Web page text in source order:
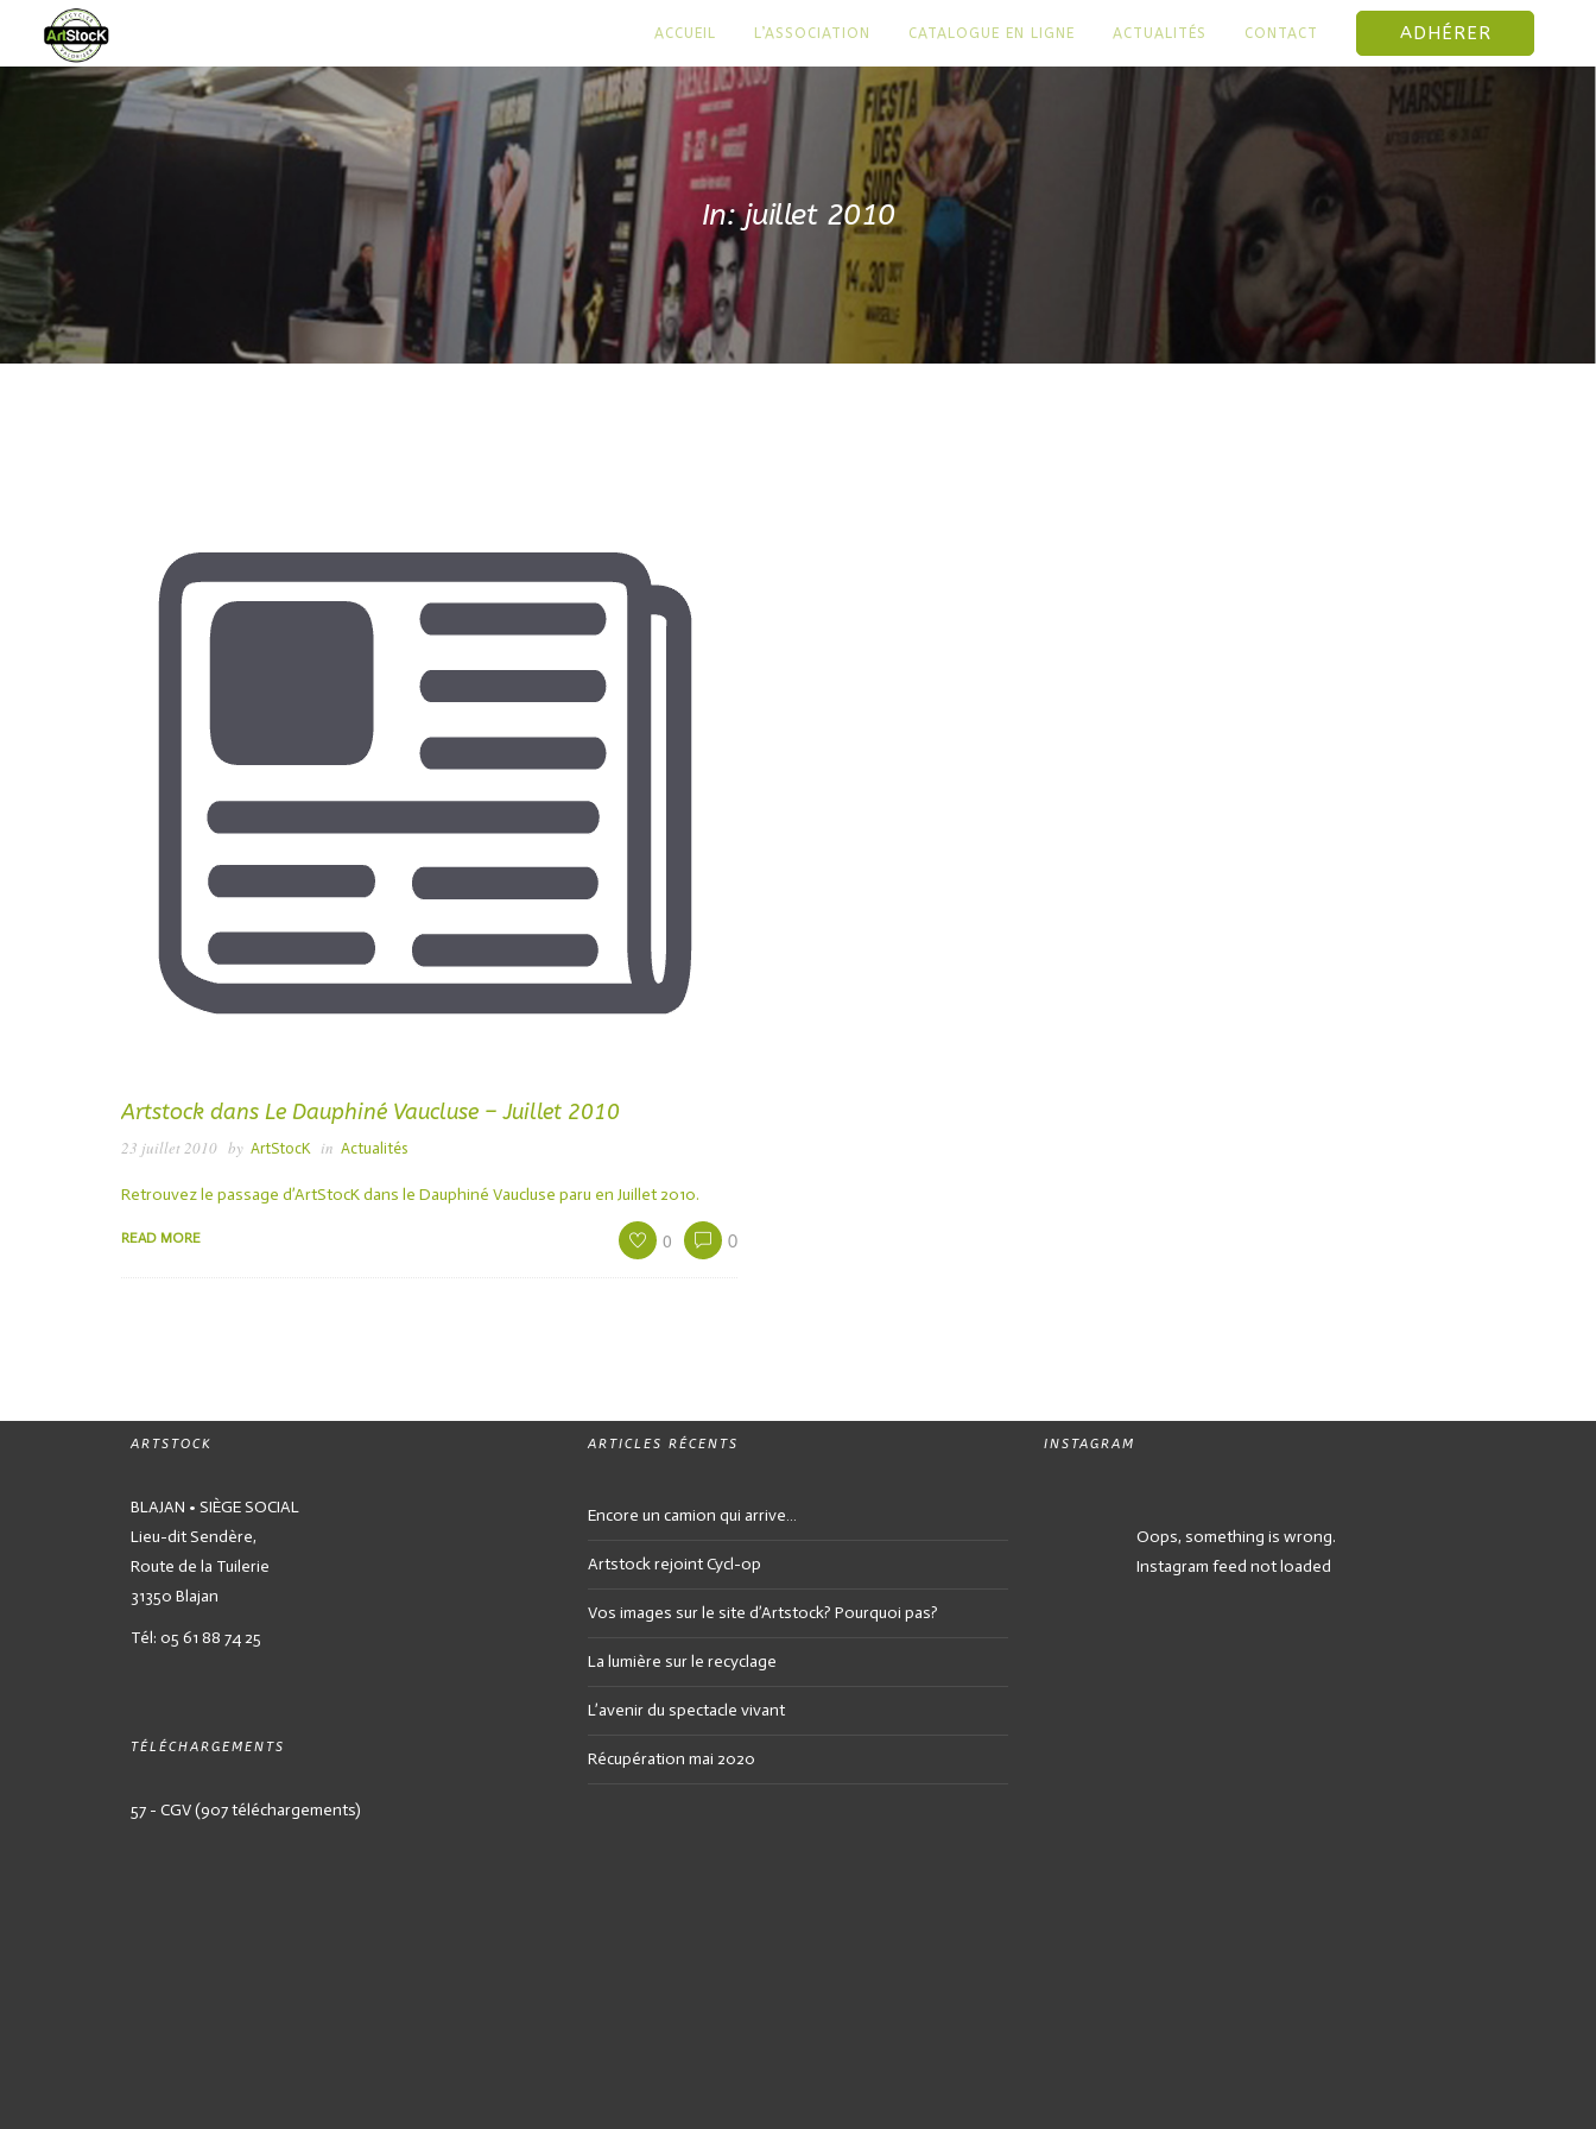
ACCUEIL L’ASSOCIATION CATALOGUE EN LIGNE ACTUALITÉS CONTACT ADHÉRER
In: juillet 2010
Artstock dans Le Dauphiné Vaucluse – Juillet 2010
23 juillet 2010 by ArtStocK in Actualités
Retrouvez le passage d’ArtStocK dans le Dauphiné Vaucluse paru en Juillet 2010.
READ MORE 0 0
ARTSTOCK
BLAJAN • SIÈGE SOCIAL
Lieu-dit Sendère,
Route de la Tuilerie
31350 Blajan
Tél: 05 61 88 74 25
TÉLÉCHARGEMENTS
57 - CGV (907 téléchargements)
ARTICLES RÉCENTS
Encore un camion qui arrive…
Artstock rejoint Cycl-op
Vos images sur le site d’Artstock? Pourquoi pas?
La lumière sur le recyclage
L’avenir du spectacle vivant
Récupération mai 2020
INSTAGRAM
Oops, something is wrong.
Instagram feed not loaded